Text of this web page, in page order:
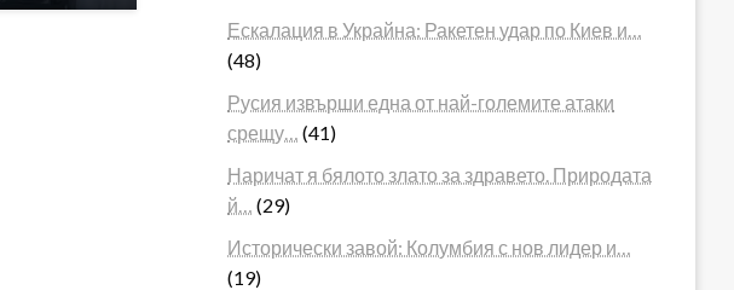
Ескалация в Украйна: Ракетен удар по Киев и…
(48)
Русия извърши една от най-големите атаки
срещу…
(41)
Наричат я бялото злато за здравето. Природата
й…
(29)
Исторически завой: Колумбия с нов лидер и…
(19)